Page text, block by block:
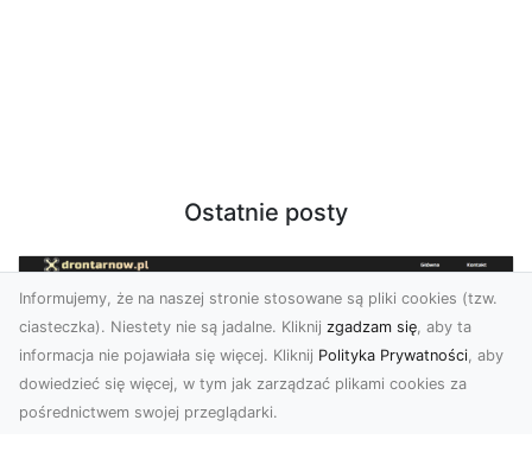
Ostatnie posty
Informujemy, że na naszej stronie stosowane są pliki cookies (tzw.
ciasteczka). Niestety nie są jadalne. Kliknij zgadzam się, aby ta
informacja nie pojawiała się więcej. Kliknij Polityka Prywatności, aby
dowiedzieć się więcej, w tym jak zarządzać plikami cookies za
pośrednictwem swojej przeglądarki.